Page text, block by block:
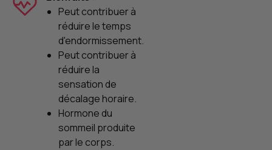
Peut contribuer à
réduire le temps
d'endormissement.
Peut contribuer à
réduire la
sensation de
décalage horaire.
Hormone du
sommeil produite
par le corps.